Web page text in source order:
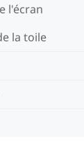
l'écran
la toile